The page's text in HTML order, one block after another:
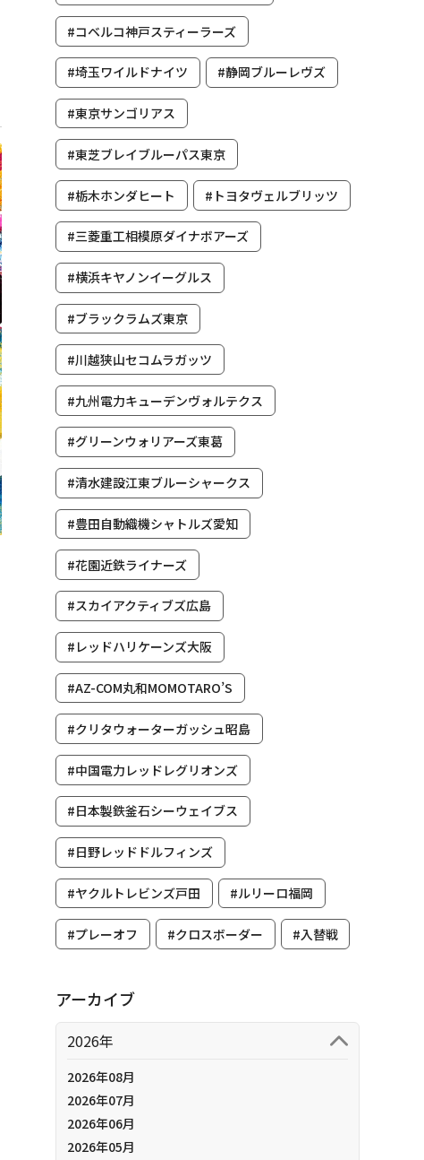
#コベルコ神戸スティーラーズ
#埼玉ワイルドナイツ #静岡ブルーレヴズ
#東京サンゴリアス
#東芝ブレイブルーパス東京
#栃木ホンダヒート #トヨタヴェルブリッツ
#三菱重工相模原ダイナボアーズ
#横浜キヤノンイーグルス
#ブラックラムズ東京
#川越狭山セコムラガッツ
#九州電力キューデンヴォルテクス
#グリーンウォリアーズ東葛
#清水建設江東ブルーシャークス
#豊田自動織機シャトルズ愛知
#花園近鉄ライナーズ
#スカイアクティブズ広島
#レッドハリケーンズ大阪
#AZ-COM丸和MOMOTARO’S
#クリタウォーターガッシュ昭島
#中国電力レッドレグリオンズ
#日本製鉄釜石シーウェイブス
#日野レッドドルフィンズ
#ヤクルトレビンズ戸田 #ルリーロ福岡
#プレーオフ #クロスボーダー #入替戦
アーカイブ
2026年
2026年08月
2026年07月
2026年06月
2026年05月